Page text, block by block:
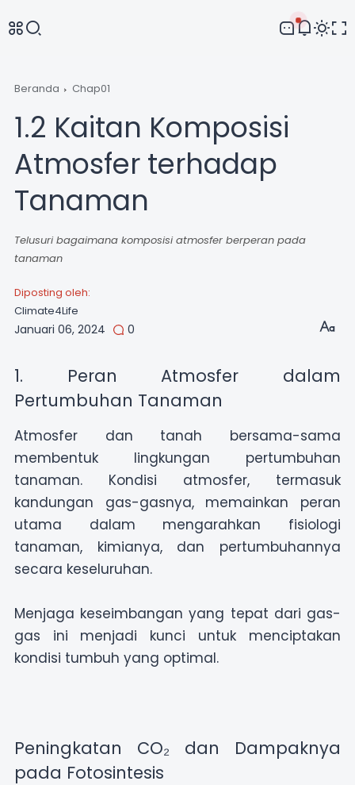
Comment
Irul
Terima kasih ibu Rey. Moga isi yang sede...
Reyne Raea
anak kedua saya paling suka sains,
Beranda Chap01
1.2 Kaitan Komposisi
Atmosfer terhadap
Tanaman
Telusuri bagaimana komposisi atmosfer berperan pada
tanaman
Diposting oleh:
Climate4Life
Januari 06, 2024 0
1. Peran Atmosfer dalam
Pertumbuhan Tanaman
Atmosfer dan tanah bersama-sama
membentuk lingkungan pertumbuhan
tanaman. Kondisi atmosfer, termasuk
kandungan gas-gasnya, memainkan peran
utama dalam mengarahkan fisiologi
tanaman, kimianya, dan pertumbuhannya
secara keseluruhan.
Menjaga keseimbangan yang tepat dari gas-
gas ini menjadi kunci untuk menciptakan
kondisi tumbuh yang optimal.
Peningkatan CO₂ dan Dampaknya
pada Fotosintesis